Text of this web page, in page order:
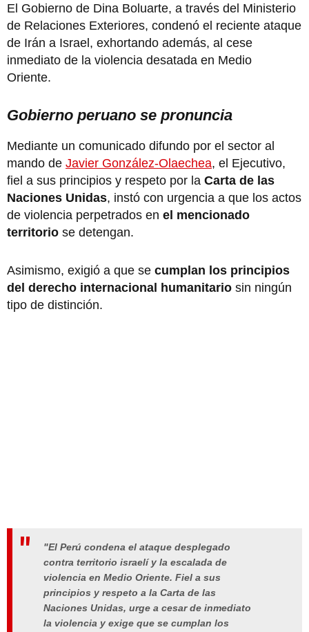
El Gobierno de Dina Boluarte, a través del Ministerio
de Relaciones Exteriores, condenó el reciente ataque
de Irán a Israel, exhortando además, al cese
inmediato de la violencia desatada en Medio
Oriente.
Gobierno peruano se pronuncia
Mediante un comunicado difundo por el sector al
mando de Javier González-Olaechea, el Ejecutivo,
fiel a sus principios y respeto por la Carta de las
Naciones Unidas, instó con urgencia a que los actos
de violencia perpetrados en el mencionado
territorio se detengan.
Asimismo, exigió a que se cumplan los principios
del derecho internacional humanitario sin ningún
tipo de distinción.
"El Perú condena el ataque desplegado
contra territorio israelí y la escalada de
violencia en Medio Oriente. Fiel a sus
principios y respeto a la Carta de las
Naciones Unidas, urge a cesar de inmediato
la violencia y exige que se cumplan los